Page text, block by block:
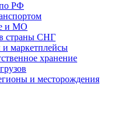
по РФ
и МО
в страны СНГ
и маркетплейсы
хранение
и месторождения